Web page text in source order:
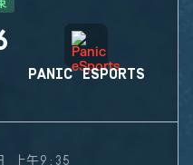
PANIC ESPORTS
上午9:35